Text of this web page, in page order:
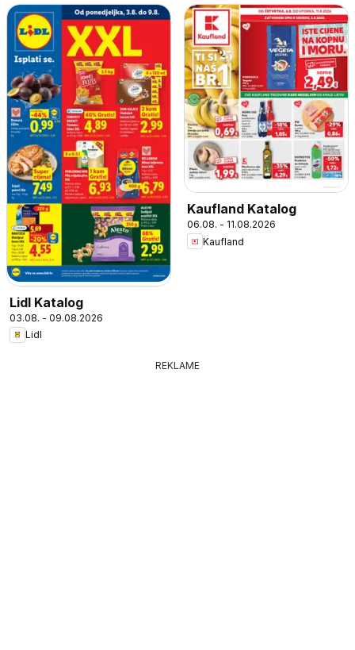
Lidl Katalog
03.08. - 09.08.2026
Lidl
Kaufland Katalog
06.08. - 11.08.2026
Kaufland
REKLAME